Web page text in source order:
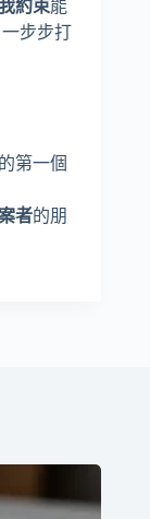
約束能
步步打
第一個
者的朋